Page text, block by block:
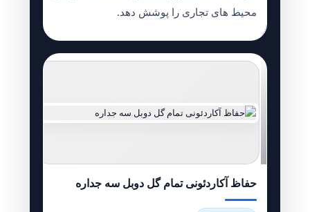
محیط های تجاری را پوشش دهد.
حفاظ آکاردئونی تمام گل دوبل سه جداره